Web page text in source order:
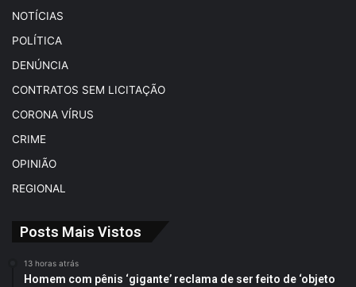
NOTÍCIAS
POLÍTICA
DENÚNCIA
CONTRATOS SEM LICITAÇÃO
CORONA VÍRUS
CRIME
OPINIÃO
REGIONAL
Posts Mais Vistos
13 horas atrás
Homem com pênis ‘gigante’ reclama de ser feito de ‘objeto